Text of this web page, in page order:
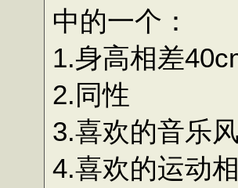
中的一个：
1.身高相差
2.同性
3.喜欢的音乐
4.喜欢的运动